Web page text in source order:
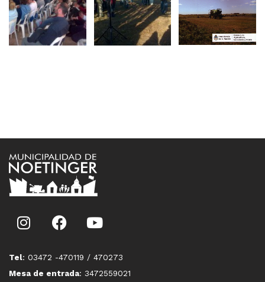
Tel: 03472 -470119 / 470273
Mesa de entrada: 3472559021